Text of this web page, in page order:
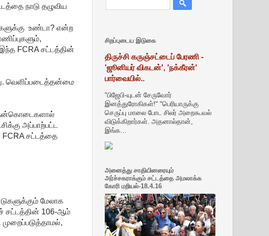
நாடு தழுவிய
உண்டா? என்ற
FCRA சட்டத்தின்
வெளிப்படைத்தன்மை
நன்கொடைகளால்
அப்பாற்பட்ட
FCRA சட்டத்தை
மேலாக
சட்டத்தின் 106-ஆம்
சிறப்புடைய இடுகை
திருச்சி கருஞ்சட்டைப் பேரணி -
'ஜூனியர் விகடன்', 'நக்கீரன்'
பார்வையில்..
"பிஜேபி-யுடன் சேருவோர்
இனத்துரோகிகள்!" "பெரியாருக்கு
செருப்பு மாலை போட சிலர் அறைகூவல்
விடுக்கிறார்கள். அதனால்தான்,
இங்க...
அனைத்து சாதியினரையும்
அர்ச்சகராக்கும் சட்டத்தை அமலாக்க
கோரி மறியல்-18.4.16